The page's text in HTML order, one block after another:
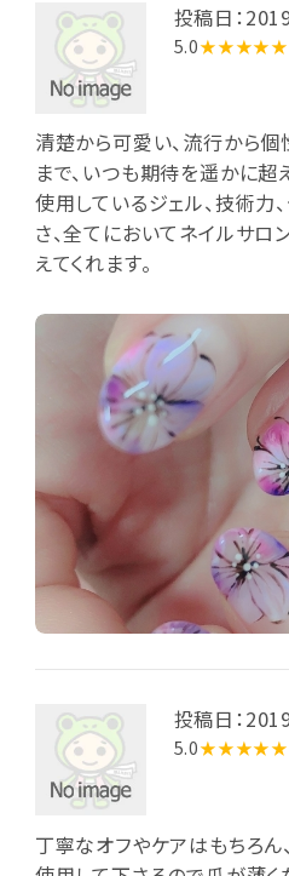
投稿日：
5.0★★★★★
清楚から可愛い、流行から個
まで、いつも期待を遥かに超
使用しているジェル、技術力
さ、全てにおいてネイルサロ
えてくれます。
投稿日：
5.0★★★★★
丁寧なオフやケアはもちろ